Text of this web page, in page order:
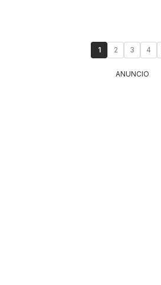
1 2 3 4
ANUNCIO